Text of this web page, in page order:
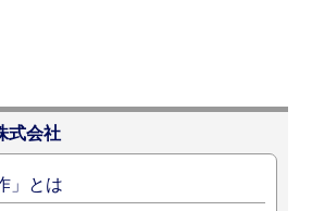
式会社
」とは